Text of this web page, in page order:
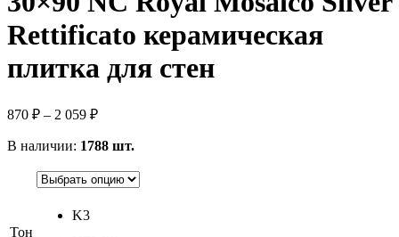
Rettificato керамическая
плитка для стен
870 ₽ – 2 059 ₽
В наличии: 1788 шт.
Тон
K3